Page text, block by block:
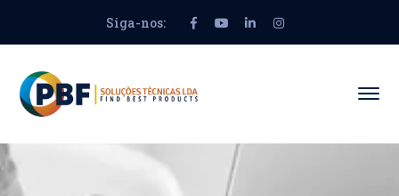
Siga-nos:
Facebook
Profile
Youtube
Profile
LinkedIn
ProfileProfile